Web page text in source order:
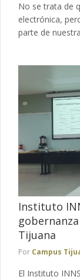
No se trata de
electrónica,
parte de
Instituto
Tijuana
Por Campus
El Instituto